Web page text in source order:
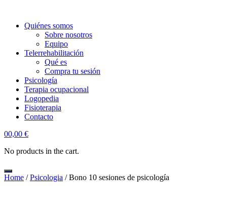
Quiénes somos
Sobre nosotros
Equipo
Telerrehabilitación
Qué es
Compra tu sesión
Psicología
Terapia ocupacional
Logopedia
Fisioterapia
Contacto
account
00,00 €
No products in the cart.
Home /Psicologia / Bono 10 sesiones de psicología